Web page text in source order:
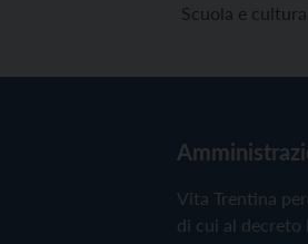
Scuola e cultura
Vita Trentina
di cui al decreto